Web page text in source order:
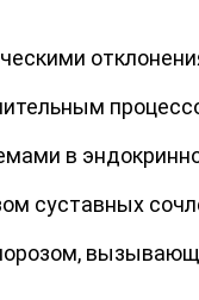
в
суставных